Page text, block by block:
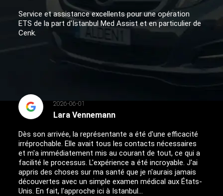
Service et assistance excellents pour une opération
ETS de la part d'Istanbul Med Assist et en particulier de
Cenk.
2026-06-01
Lara Vennemann
Dès son arrivée, la représentante a été d'une efficacité
irréprochable. Elle avait tous les contacts nécessaires
et m'a immédiatement mis au courant de tout, ce qui a
facilité le processus. L'expérience a été incroyable. J'ai
appris des choses sur ma santé que je n'aurais jamais
découvertes avec un simple examen médical aux États-
Unis. En fait, l'approche ici à Istanbul...